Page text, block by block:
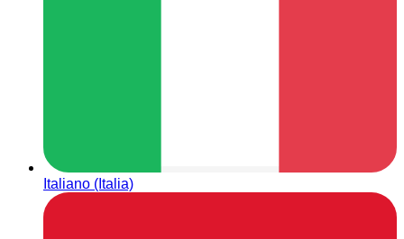
Italiano (Italia)